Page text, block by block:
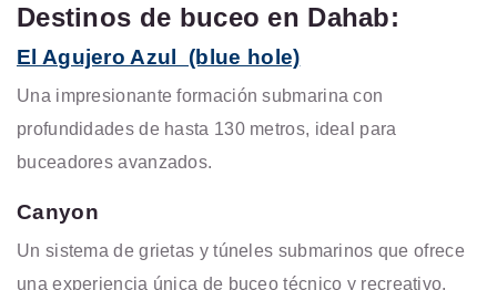
Destinos de buceo en Dahab:
El Agujero Azul (blue hole)
Una impresionante formación submarina con
profundidades de hasta 130 metros, ideal para
buceadores avanzados.
Canyon
Un sistema de grietas y túneles submarinos que ofrece
una experiencia única de buceo técnico y recreativo.